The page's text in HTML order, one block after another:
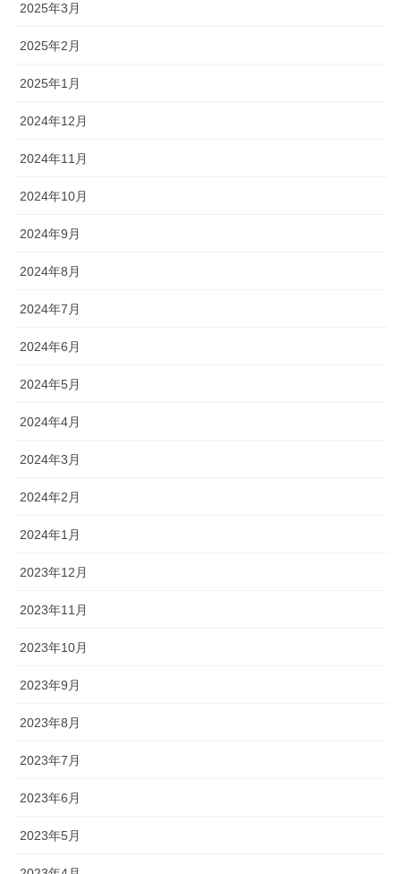
2025年3月
2025年2月
2025年1月
2024年12月
2024年11月
2024年10月
2024年9月
2024年8月
2024年7月
2024年6月
2024年5月
2024年4月
2024年3月
2024年2月
2024年1月
2023年12月
2023年11月
2023年10月
2023年9月
2023年8月
2023年7月
2023年6月
2023年5月